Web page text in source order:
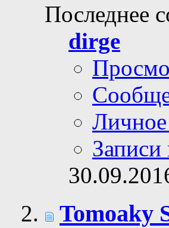
Последнее
dirge
Записи
Tomoaky